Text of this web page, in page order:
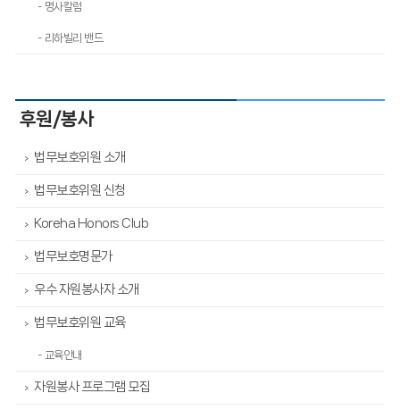
- 명사칼럼
- 리하빌리 밴드
후원/봉사
> 법무보호위원 소개
> 법무보호위원 신청
> Koreha Honors Club
> 법무보호명문가
> 우수 자원봉사자 소개
> 법무보호위원 교육
- 교육안내
> 자원봉사 프로그램 모집